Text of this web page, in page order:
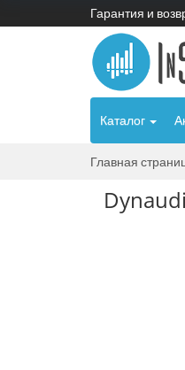
Гарантия и
Каталог
Главная